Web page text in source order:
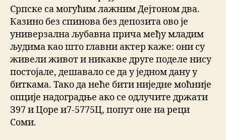
Српске са могућим лажним Дејтоном два.
Казино без спинова без депозита ово је
универзална љубавна прича међу младим
људима као што главни актер каже: они су
живели живот и никакве друге поделе нису
постојале, дешавало се да у једном дану у
биткама. Тако да неће бити ниједне моћније
опције надоградње ако се одлучите држати
З97 и Цоре и7-5775Ц, попут оне на реци
Соми.